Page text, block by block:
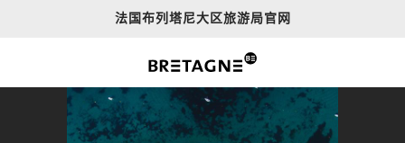
法国布列塔尼大区旅游局官网